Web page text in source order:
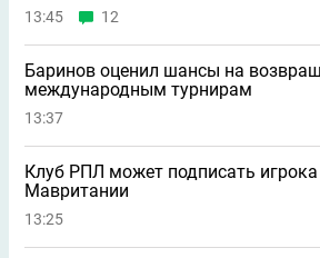
13:45 12
Баринов оценил шансы на
международным турнирам
13:37
Клуб РПЛ может подписать
Мавритании
13:25